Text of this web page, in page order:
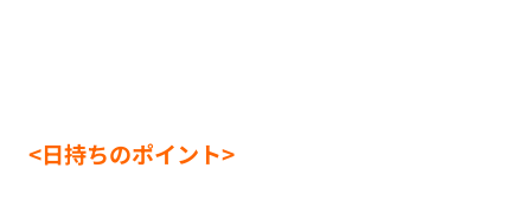
<日持ちのポイント>